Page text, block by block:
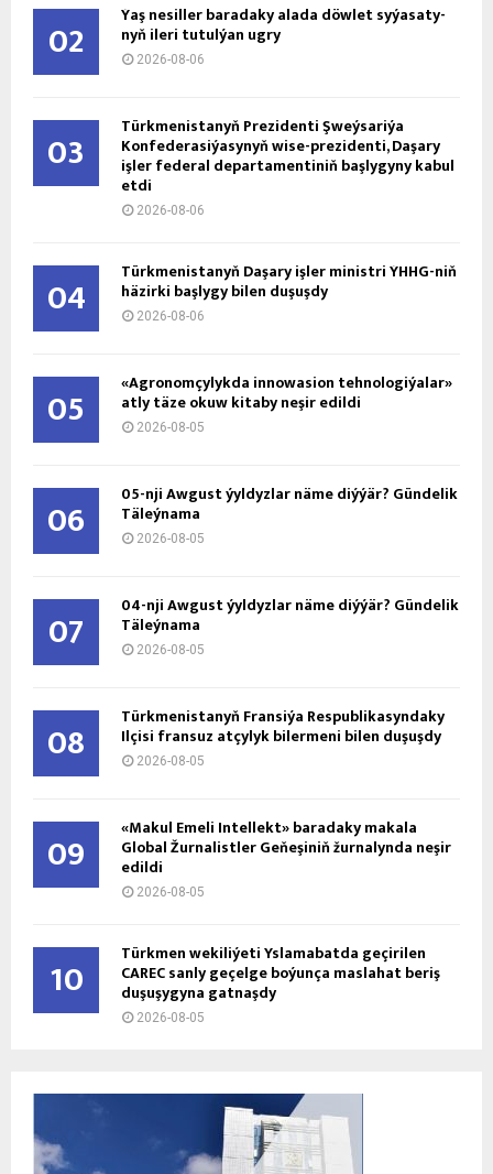
02 Ýaş ne­sil­ler ba­ra­da­ky ala­da döw­let sy­ýa­sa­ty­
nyň ile­ri tu­tul­ýan ug­ry
2026-08-06
03 Türkmenistanyň Prezidenti Şweýsariýa
Konfederasiýasynyň wise-prezidenti, Daşary
işler federal departamentiniň başlygyny kabul
etdi
2026-08-06
04 Türkmenistanyň Daşary işler ministri ÝHHG-niň
häzirki başlygy bilen duşuşdy
2026-08-06
05 «Agronomçylykda innowasion tehnologiýalar»
atly täze okuw kitaby neşir edildi
2026-08-05
06 05-nji Awgust ýyldyzlar näme diýýär? Gündelik
Täleýnama
2026-08-05
07 04-nji Awgust ýyldyzlar näme diýýär? Gündelik
Täleýnama
2026-08-05
08 Türkmenistanyň Fransiýa Respublikasyndaky
Ilçisi fransuz atçylyk bilermeni bilen duşuşdy
2026-08-05
09 «Makul Emeli Intellekt» baradaky makala
Global Žurnalistler Geňeşiniň žurnalynda neşir
edildi
2026-08-05
10 Türkmen wekiliýeti Yslamabatda geçirilen
CAREC sanly geçelge boýunça maslahat beriş
duşuşygyna gatnaşdy
2026-08-05